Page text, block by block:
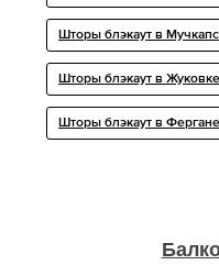
Шторы блэкаут в
Шторы блэкаут в Жуковке
Шторы блэкаут в Фергане